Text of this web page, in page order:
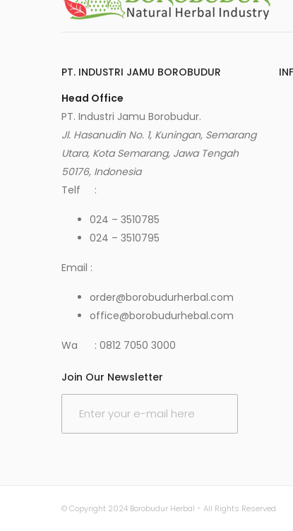
PT. INDUSTRI JAMU BOROBUDUR
Head Office
PT. Industri Jamu Borobudur.
Jl. Hasanudin No. 1, Kuningan, Semarang
Utara, Kota Semarang, Jawa Tengah
50176, Indonesia
Telf :
024 – 3510785
024 – 3510795
Email :
order@borobudurherbal.com
office@borobudurhebal.com
Wa : 0812 7050 3000
Join Our Newsletter
© Copyright 2024 Borobudur Herbal - All Rights Reserved